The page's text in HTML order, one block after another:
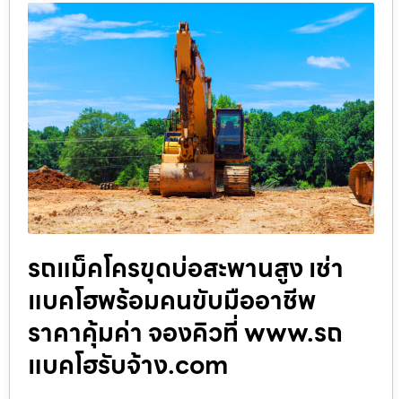
รถแม็คโครขุดบ่อสะพานสูง เช่า
แบคโฮพร้อมคนขับมืออาชีพ
ราคาคุ้มค่า จองคิวที่ www.รถ
แบคโฮรับจ้าง.com